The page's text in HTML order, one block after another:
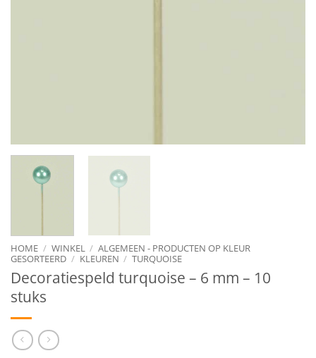
HOME / WINKEL / ALGEMEEN - PRODUCTEN OP KLEUR
GESORTEERD / KLEUREN / TURQUOISE
Decoratiespeld turquoise – 6 mm – 10
stuks